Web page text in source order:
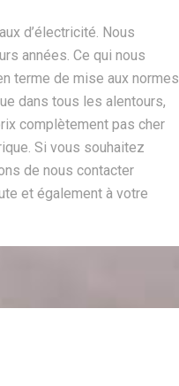
d’électricité. Nous
années. Ce qui nous
terme de mise aux normes
dans tous les alentours,
complètement pas cher
Si vous souhaitez
de nous contacter
et également à votre